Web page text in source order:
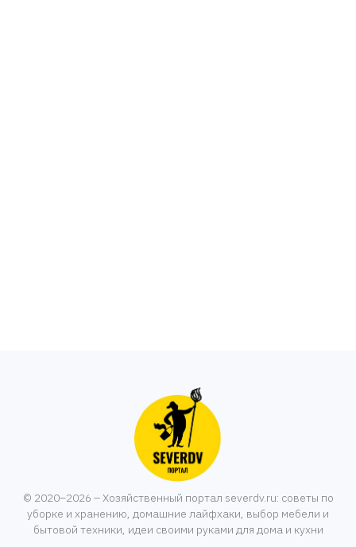
© 2020–2026 – Хозяйственный портал severdv.ru: советы по
уборке и хранению, домашние лайфхаки, выбор мебели и
бытовой техники, идеи своими руками для дома и кухни